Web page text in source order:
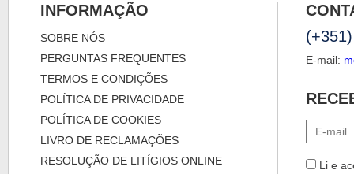
INFORMAÇÃO
SOBRE NÓS
PERGUNTAS FREQUENTES
TERMOS E CONDIÇÕES
POLÍTICA DE PRIVACIDADE
POLÍTICA DE COOKIES
LIVRO DE RECLAMAÇÕES
RESOLUÇÃO DE LITÍGIOS ONLINE
E-mail:
Li e